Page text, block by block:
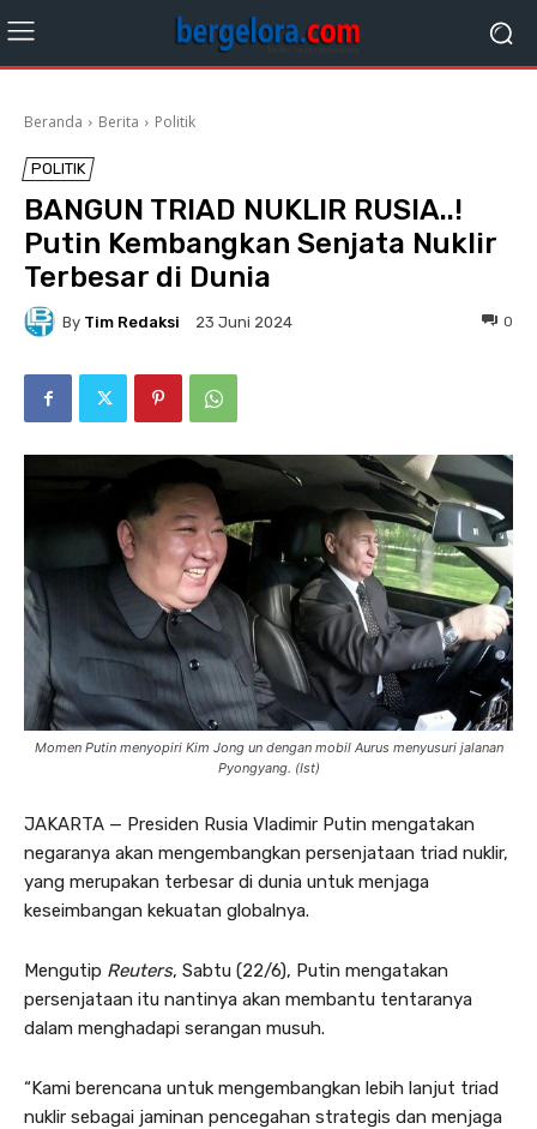
Beranda Berita Politik
POLITIK
BANGUN TRIAD NUKLIR RUSIA..!
Putin Kembangkan Senjata Nuklir
Terbesar di Dunia
By Tim Redaksi 23 Juni 2024 0
Momen Putin menyopiri Kim Jong un dengan mobil Aurus menyusuri jalanan
Pyongyang. (Ist)
JAKARTA — Presiden Rusia Vladimir Putin mengatakan
negaranya akan mengembangkan persenjataan triad nuklir,
yang merupakan terbesar di dunia untuk menjaga
keseimbangan kekuatan globalnya.
Mengutip Reuters, Sabtu (22/6), Putin mengatakan
persenjataan itu nantinya akan membantu tentaranya
dalam menghadapi serangan musuh.
“Kami berencana untuk mengembangkan lebih lanjut triad
nuklir sebagai jaminan pencegahan strategis dan menjaga